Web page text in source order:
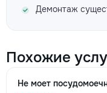
Демонтаж
Похожие
Не моет